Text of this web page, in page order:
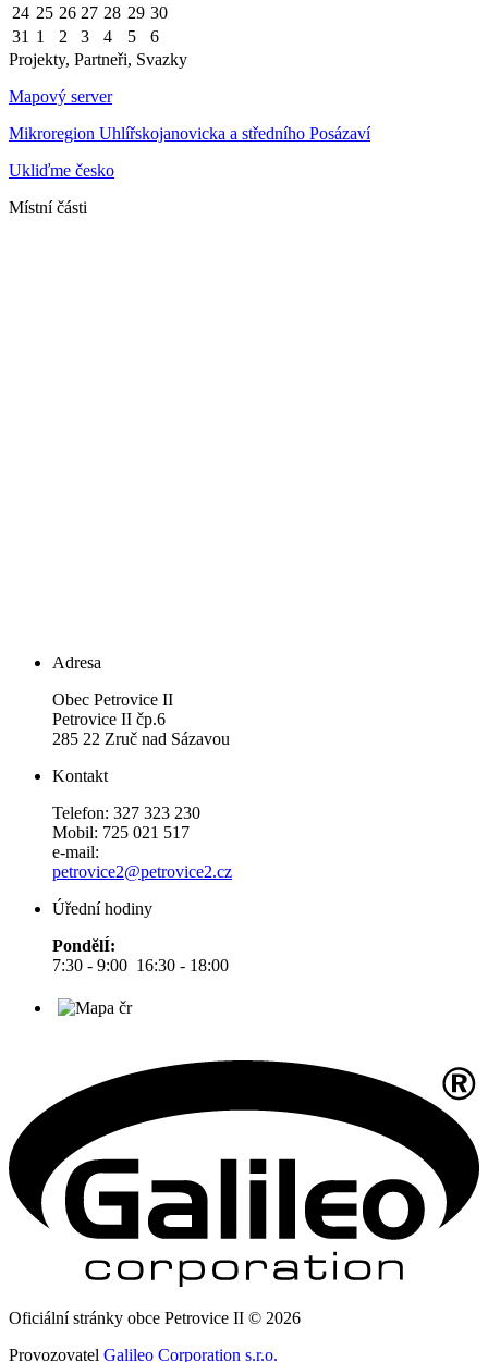
24 25 26 27 28 29 30
31 1 2 3 4 5
6
Projekty, Partneři, Svazky
Mapový server
Mikroregion Uhlířskojanovicka a středního Posázaví
Ukliďme česko
Místní části
Adresa
Obec Petrovice II
Petrovice II čp.6
285 22 Zruč nad Sázavou
Kontakt
Telefon: 327 323 230
Mobil: 725 021 517
e-mail:
petrovice2@petrovice2.cz
Úřední hodiny
PondělÍ:
7:30 - 9:00 16:30 - 18:00
Oficiální stránky obce Petrovice II © 2026
Provozovatel Galileo Corporation s.r.o.